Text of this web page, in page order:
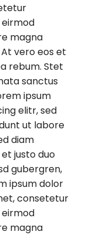
eirmod
magna
vero eos et
rebum. Stet
sanctus
ipsum
elitr, sed
ut labore
diam
justo duo
gubergren,
ipsum dolor
consetetur
eirmod
magna